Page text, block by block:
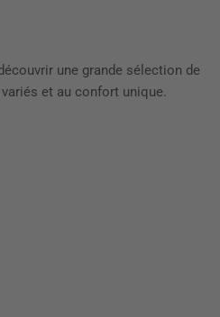
une grande sélection de
et au confort unique.